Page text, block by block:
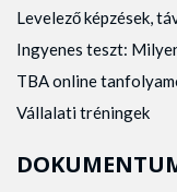
Levelező képzések,
Ingyenes teszt:
TBA online
Vállalati tréningek